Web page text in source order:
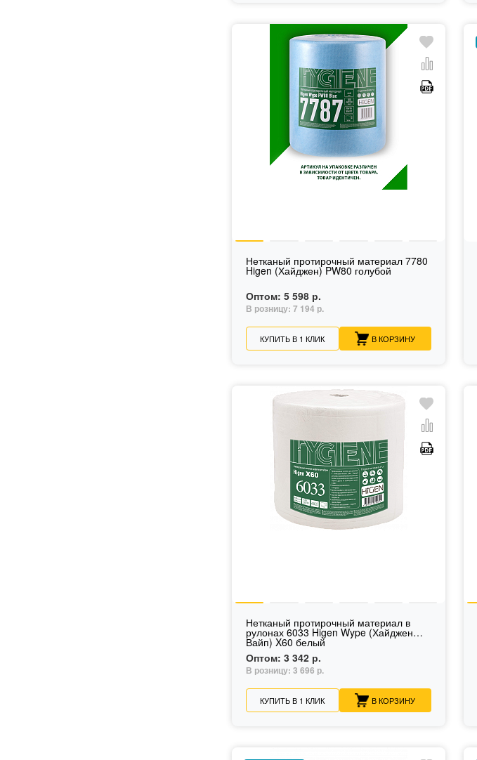
Нетканый протирочный материал 7780
Higen (Хайджен) PW80 голубой
Оптом: 5 598 р.
В розницу: 7 194 р.
КУПИТЬ В 1 КЛИК В КОРЗИНУ
Нетканый протирочный материал в
рулонах 6033 Higen Wype (Хайджен
Вайп) X60 белый
Оптом: 3 342 р.
В розницу: 3 696 р.
КУПИТЬ В 1 КЛИК В КОРЗИНУ